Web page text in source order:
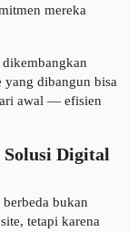
mereka
dibangun bisa
awal — efisien
Digital
bukan
tetapi karena